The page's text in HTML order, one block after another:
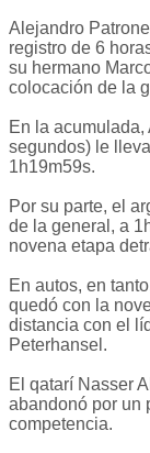
Alejandro
registro de 6
su hermano
colocación de la
En la
segundos) le
1h19m59s.
Por su parte, el
de la general, a
novena etapa
En autos, en
quedó con la
distancia con el
Peterhansel.
El qatarí Nasser
abandonó por un
competencia.